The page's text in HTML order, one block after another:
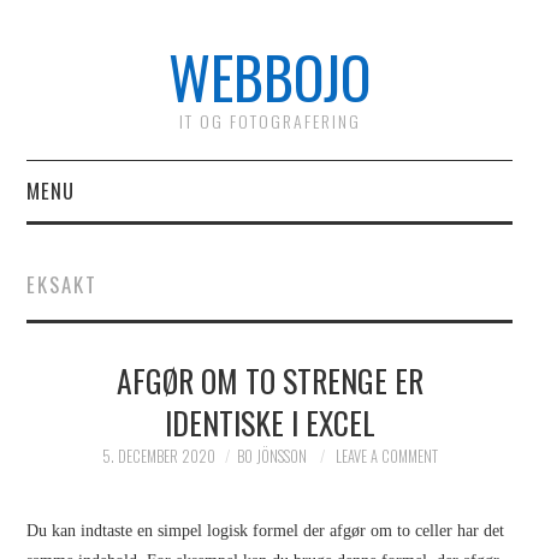
WEBBOJO
IT OG FOTOGRAFERING
MENU
MATERIALE
PROGRAMMERING C#
PROGRAMMERING C#
EKSAKT
AFGØR OM TO STRENGE ER
IDENTISKE I EXCEL
5. DECEMBER 2020 BO JÖNSSON LEAVE A COMMENT
Du kan indtaste en simpel logisk formel der afgør om to celler har det